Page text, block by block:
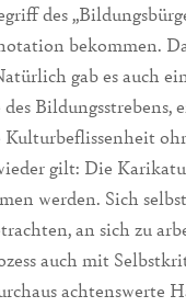
des
bekommen.
gab es auch
Bildungsstrebens,
Kulturbeflissenheit
gilt: Die
werden. Sich
an sich zu
auch mit
achtenswerte